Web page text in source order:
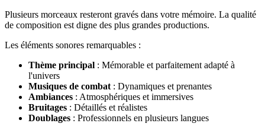
Plusieurs morceaux resteront gravés dans votre mémoire. La qualité
de composition est digne des plus grandes productions.
Les éléments sonores remarquables :
Thème principal : Mémorable et parfaitement adapté à
l'univers
Musiques de combat : Dynamiques et prenantes
Ambiances : Atmosphériques et immersives
Bruitages : Détaillés et réalistes
Doublages : Professionnels en plusieurs langues